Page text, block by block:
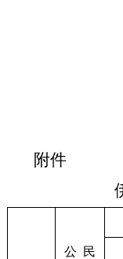
附件
公 民